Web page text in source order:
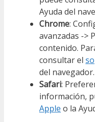
Ayuda del
Chrome:
avanzadas ->
contenido.
consultar el
del navegador.
Safari:
información,
Apple o la